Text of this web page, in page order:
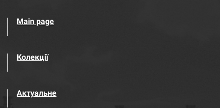
Main page
Колекції
Актуальне